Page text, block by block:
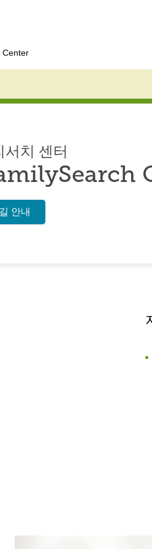
Center
서치 센터
길 안내